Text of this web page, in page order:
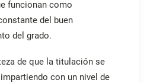
funcionan como
del buen
del grado.
de que la titulación se
con un nivel de